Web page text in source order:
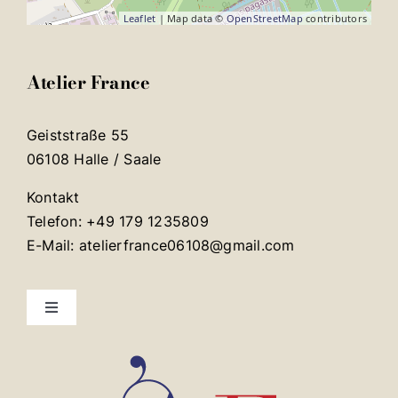
Leaflet | Map data © OpenStreetMapcontributors
Atelier France
Geiststraße 55
06108 Halle / Saale
Kontakt
Telefon: +49 179 1235809
E-Mail: atelierfrance06108@gmail.com
Toggle
Mentions légales